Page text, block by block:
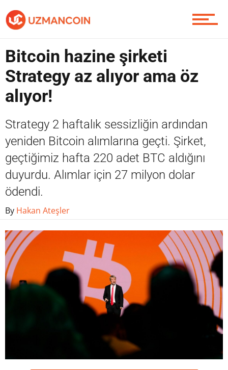
Yazarlardan
Piyasa
Contact / İletişim
Bitcoin hazine şirketi
Strategy az alıyor ama öz
alıyor!
Strategy 2 haftalık sessizliğin ardından
yeniden Bitcoin alımlarına geçti. Şirket,
geçtiğimiz hafta 220 adet BTC aldığını
duyurdu. Alımlar için 27 milyon dolar
ödendi.
By Hakan Ateşler